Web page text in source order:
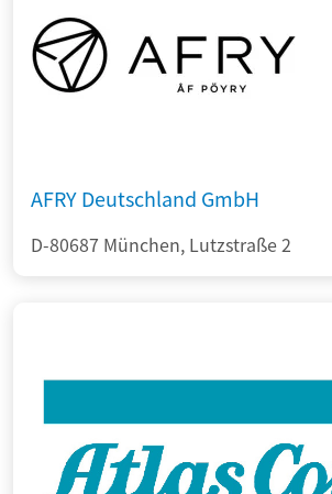
AFRY Deutschland GmbH
D-80687 München, Lutzstraße 2